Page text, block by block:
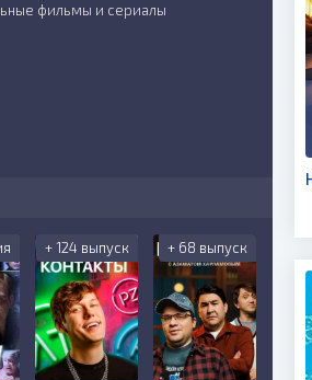
фильмы и сериалы
+ 124 выпуск + 68 выпуск